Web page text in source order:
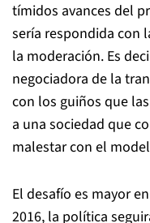
tímidos avances del
sería respondida con
la moderación. Es
negociadora de la
con los guiños que
a una sociedad que
malestar con el
El desafío es mayor
2016, la política